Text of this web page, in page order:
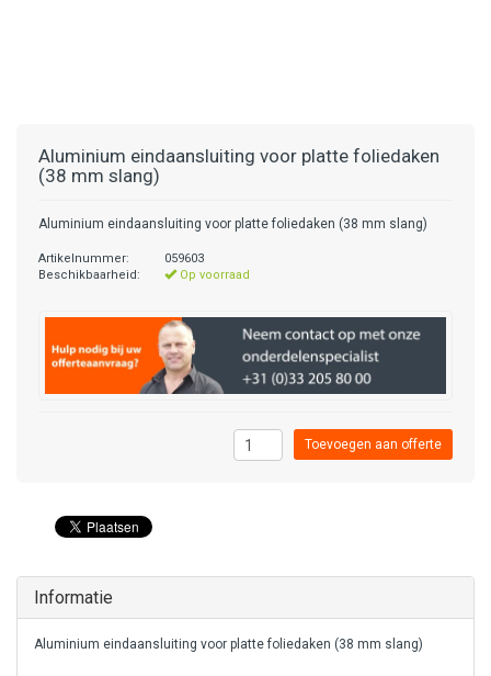
Aluminium eindaansluiting voor platte foliedaken
(38 mm slang)
Aluminium eindaansluiting voor platte foliedaken (38 mm slang)
Artikelnummer:
059603
Beschikbaarheid:
Op voorraad
Toevoegen aan offerte
Informatie
Aluminium eindaansluiting voor platte foliedaken (38 mm slang)